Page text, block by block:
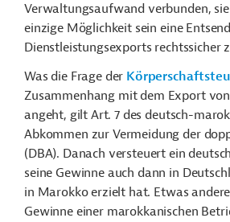
Verwaltungsaufwand verbunden,
einzige Möglichkeit sein eine
Dienstleistungsexports rechtssicher
Was die Frage der
Zusammenhang mit dem Export
angeht, gilt Art. 7 des deutsch-
Abkommen zur Vermeidung der
(DBA). Danach versteuert ein
seine Gewinne auch dann in
in Marokko erzielt hat. Etwas
Gewinne einer marokkanischen